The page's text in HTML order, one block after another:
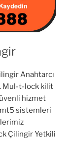
Anahtarcı
Mul-t-lock kilit
hizmet
sistemleri
Çilingir Yetkili